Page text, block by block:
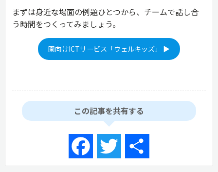
まずは身近な場面の例題ひとつから、チームで話し合
う時間をつくってみましょう。
園向けICTサービス「ウェルキッズ」 ▶
この記事を共有する
FacebookTwitter